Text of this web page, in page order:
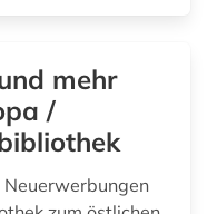
mehr
/
Neuerwerbungen